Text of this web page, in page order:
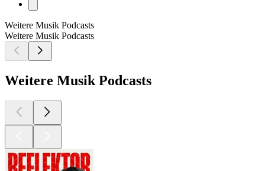
Weitere Musik Podcasts
Weitere Musik Podcasts
Weitere Musik Podcasts